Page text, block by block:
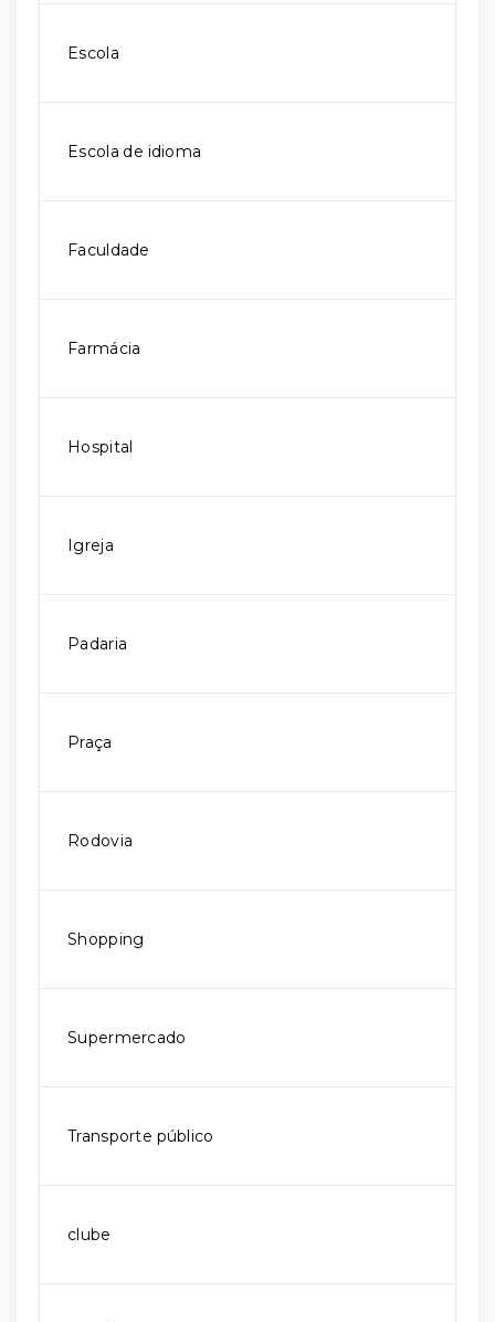
Escola
Escola de idioma
Faculdade
Farmácia
Hospital
Igreja
Padaria
Praça
Rodovia
Shopping
Supermercado
Transporte público
clube